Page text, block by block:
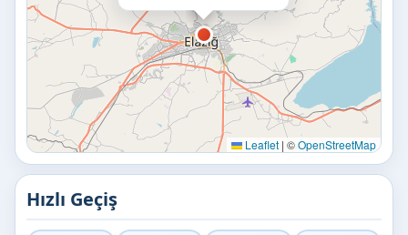
Leaflet | ©OpenStreetMap
Hızlı Geçiş